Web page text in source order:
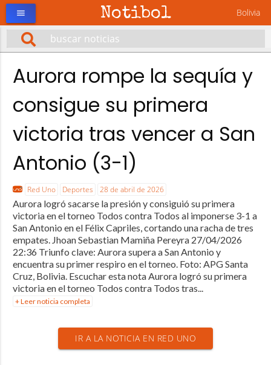
Notibol Bolivia
menu
Aurora rompe la sequía y
consigue su primera
victoria tras vencer a San
Antonio (3-1)
Red Uno Deportes 28 de abril de 2026
Aurora logró sacarse la presión y consiguió su primera
victoria en el torneo Todos contra Todos al imponerse 3-1 a
San Antonio en el Félix Capriles, cortando una racha de tres
empates. Jhoan Sebastian Mamiña Pereyra 27/04/2026
22:36 Triunfo clave: Aurora supera a San Antonio y
encuentra su primer respiro en el torneo. Foto: APG Santa
Cruz, Bolivia. Escuchar esta nota Aurora logró su primera
victoria en el torneo Todos contra Todos tras...
+ Leer noticia completa
IR A LA NOTICIA EN RED UNO